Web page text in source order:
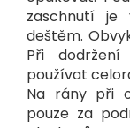
zaschnutí
deštěm.
Při
používat
Na rány při
pouze za